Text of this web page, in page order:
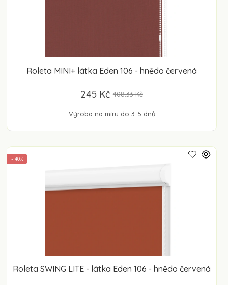
Roleta MINI+ látka Eden 106 - hnědo červená
Výroba na míru do 3-5 dnů
245 Kč 408.33 Kč
Roleta SWING LITE - látka Eden 106 - hnědo červená
- 40%